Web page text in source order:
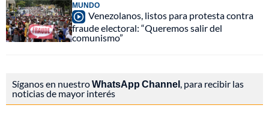
MUNDO
Venezolanos, listos para protesta contra
fraude electoral: “Queremos salir del
comunismo”
Síganos en nuestroWhatsApp Channel, para recibir las
noticias de mayor interés